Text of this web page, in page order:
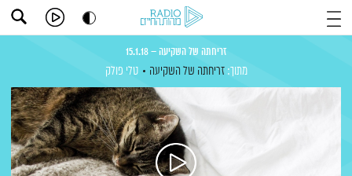
זריחתה של השקיעה – 15.1.18
מתוך: זריחתה של השקיעה טלי פולק